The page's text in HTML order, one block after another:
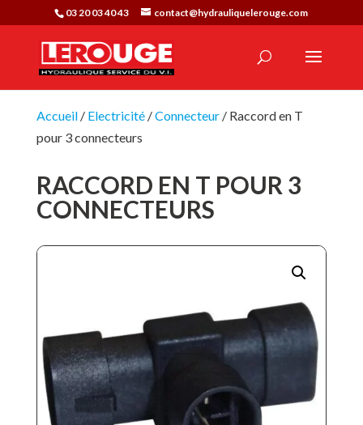
03 20 03 40 43 contact@hydrauliquelerouge.com
Accueil/ Electricité/Connecteur/ Raccord en T
pour 3 connecteurs
RACCORD EN T POUR 3
CONNECTEURS